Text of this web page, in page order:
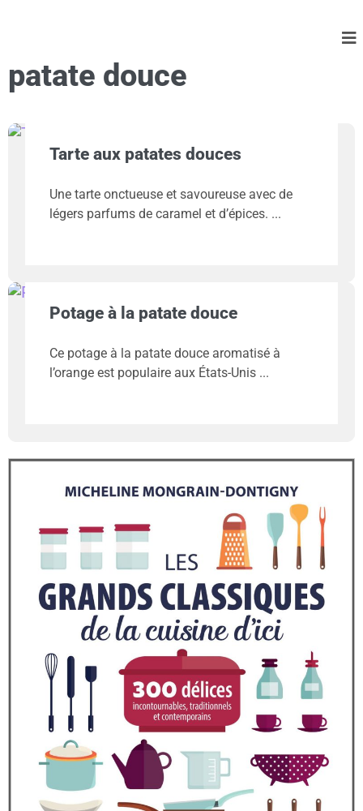
patate douce
Tarte aux patates douces
Une tarte onctueuse et savoureuse avec de
légers parfums de caramel et d’épices.
Potage à la patate douce
Ce potage à la patate douce aromatisé à
l’orange est populaire aux États-Unis